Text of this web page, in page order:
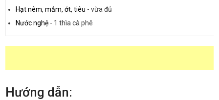
Hạt nêm, mắm, ớt, tiêu -vừa đủ
Nước nghệ - 1 thìa cà phê
Hướng dẫn: